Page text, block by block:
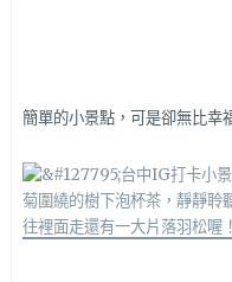
簡單的小景點，可是卻無比幸